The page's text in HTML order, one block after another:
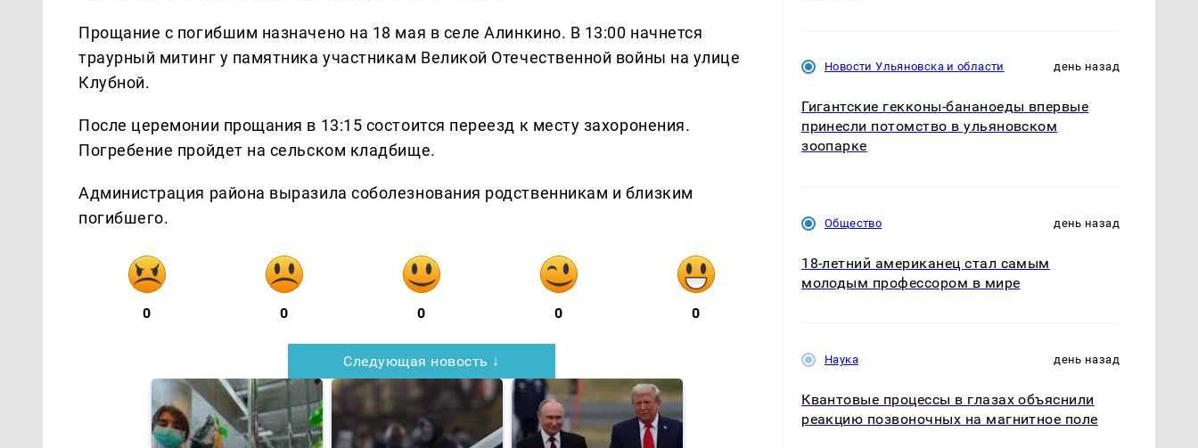
Прощание с погибшим назначено на 18 мая в селе Алинкино. В 13:00 начнется
траурный митинг у памятника участникам Великой Отечественной войны на улице
Клубной.
После церемонии прощания в 13:15 состоится переезд к месту захоронения.
Погребение пройдет на сельском кладбище.
Администрация района выразила соболезнования родственникам и близким
погибшего.
0 0 0 0 0
Следующая новость ↓
Новости Ульяновска и области день назад
Гигантские гекконы-бананоеды впервые
принесли потомство в ульяновском
зоопарке
Общество день назад
18-летний американец стал самым
молодым профессором в мире
Наука день назад
Квантовые процессы в глазах объяснили
реакцию позвоночных на магнитное поле